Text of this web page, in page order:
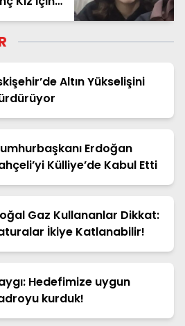
Altın Yükselişini
Erdoğan
Külliye’de Kabul Etti
Gaz Kullananlar Dikkat:
İkiye Katlanabilir!
Hedefimize uygun
kurduk!